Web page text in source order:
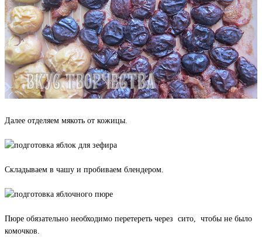
Далее отделяем мякоть от кожицы.
Складываем в чашу и пробиваем блендером.
Пюре обязательно необходимо перетереть через сито, чтобы не было
комочков.